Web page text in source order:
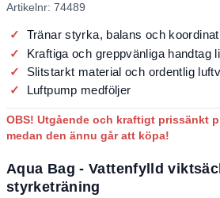
Artikelnr: 74489
Tränar styrka, balans och
Kraftiga och greppvänliga handtag
Slitstarkt material och ordentlig
Luftpump medföljer
OBS! Utgående och kraftigt prissänkt
medan den ännu går att köpa!
Aqua Bag - Vattenfylld
styrketräning